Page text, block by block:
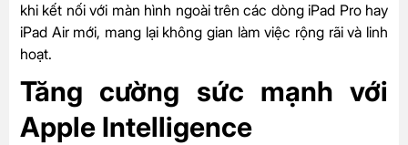
khi kết nối với màn hình ngoài trên các dòng iPad Pro hay
iPad Air mới, mang lại không gian làm việc rộng rãi và linh
hoạt.
Tăng cường sức mạnh với
Apple Intelligence